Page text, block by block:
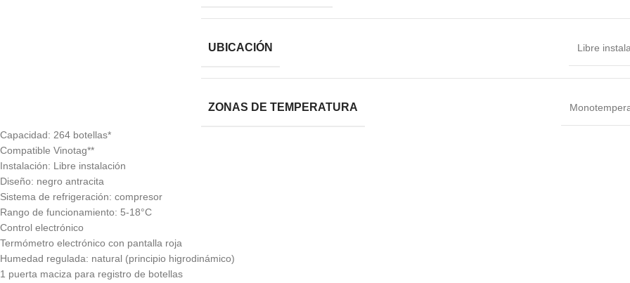
UBICACIÓN Libre
ZONAS DE TEMPERATURA
Capacidad: 264 botellas*
Compatible Vinotag**
Instalación: Libre instalación
Diseño: negro antracita
Sistema de refrigeración: compresor
Rango de funcionamiento: 5-18°C
Control electrónico
Termómetro electrónico con pantalla roja
Humedad regulada: natural (principio higrodinámico)
1 puerta maciza para registro de botellas